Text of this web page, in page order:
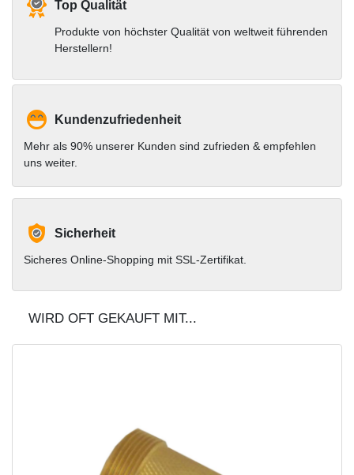
Top Qualität
Produkte von höchster Qualität von weltweit führenden
Herstellern!
Kundenzufriedenheit
Mehr als 90% unserer Kunden sind zufrieden & empfehlen
uns weiter.
Sicherheit
Sicheres Online-Shopping mit SSL-Zertifikat.
WIRD OFT GEKAUFT MIT...